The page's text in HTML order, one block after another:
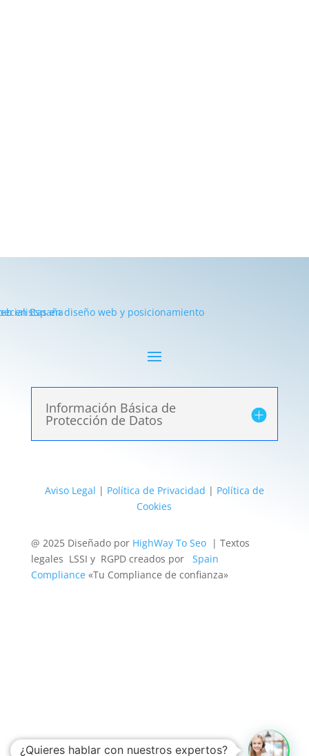
Información Básica de
Protección de Datos
Aviso Legal | Política de Privacidad | Política de
Cookies
@ 2025 Diseñado por HighWay To Seo| Textos
legales LSSI y RGPD creados por Spain
Compliance«Tu Compliance de confianza»
¿Quieres hablar con nuestros expertos?